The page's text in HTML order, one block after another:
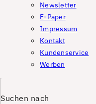
Newsletter
E-Paper
Impressum
Kontakt
Kundenservice
Werben
Suchen nach